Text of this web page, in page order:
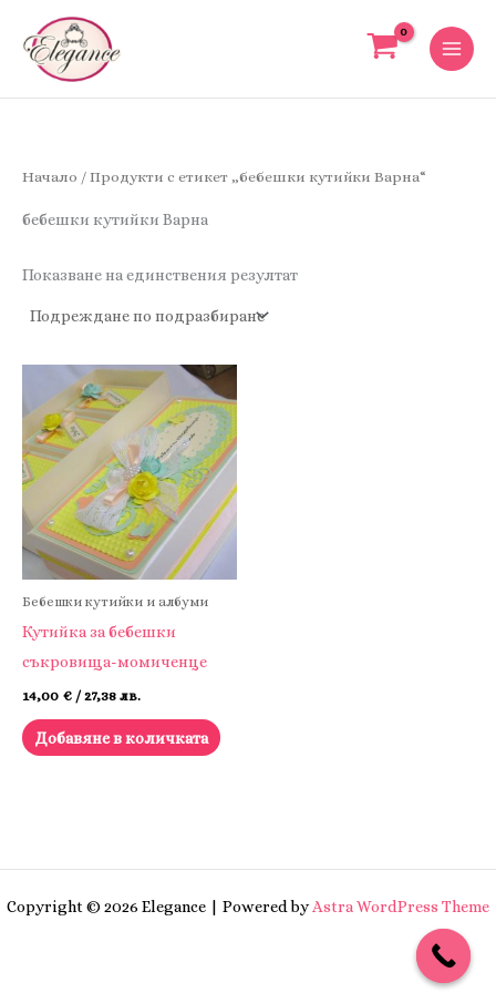
content
Начало / Продукти с етикет „бебешки кутийки Варна“
бебешки кутийки Варна
Показване на единствения резултат
Бебешки кутийки и албуми
Кутийка за бебешки
съкровища-момиченце
14,00 € / 27,38 лв.
Добавяне в количката
Copyright © 2026 Elegance | Powered byAstra WordPress Theme